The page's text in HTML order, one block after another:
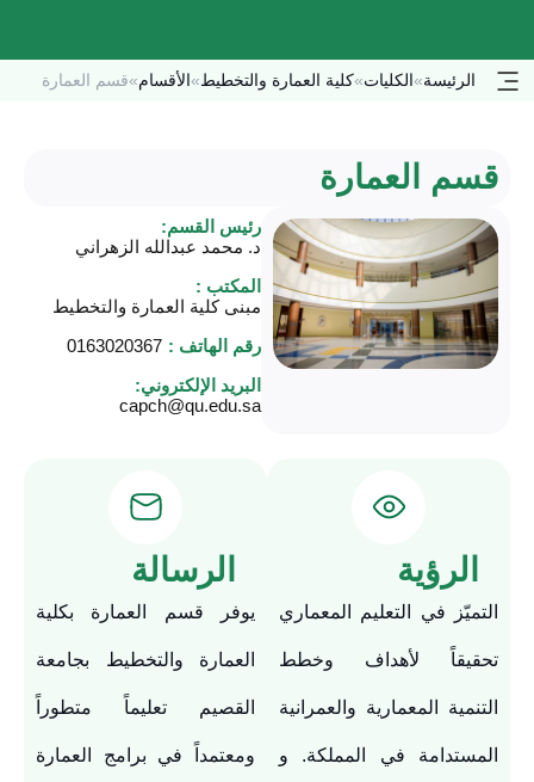
الرئيسة»الكليات»كلية العمارة والتخطيط»الأقسام»قسم العمارة
قسم العمارة
رئيس القسم:
د. محمد عبدالله الزهراني
المكتب :
مبنى كلية العمارة والتخطيط
رقم الهاتف : 0163020367
البريد الإلكتروني:
capch@qu.edu.sa
الرؤية
التميّز في التعليم المعماري
تحقيقاً لأهداف وخطط
التنمية المعمارية والعمرانية
المستدامة في المملكة. و
الرسالة
يوفر قسم العمارة بكلية
العمارة والتخطيط بجامعة
القصيم تعليماً متطوراً
ومعتمداً في برامج العمارة